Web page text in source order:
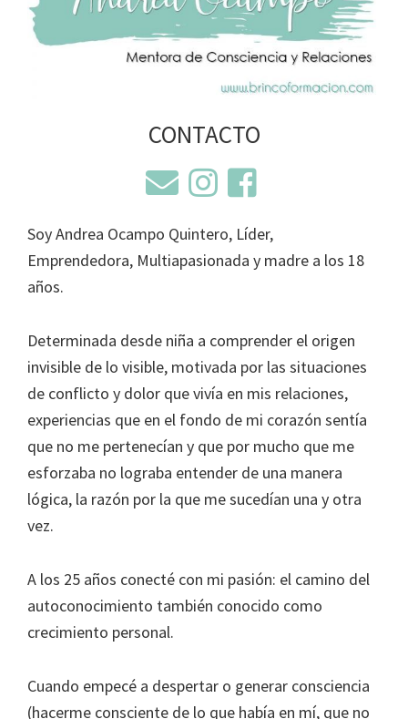
CONTACTO
Soy Andrea Ocampo Quintero, Líder,
Emprendedora, Multiapasionada y madre a los 18
años.
Determinada desde niña a comprender el origen
invisible de lo visible, motivada por las situaciones
de conflicto y dolor que vivía en mis relaciones,
experiencias que en el fondo de mi corazón sentía
que no me pertenecían y que por mucho que me
esforzaba no lograba entender de una manera
lógica, la razón por la que me sucedían una y otra
vez.
A los 25 años conecté con mi pasión: el camino del
autoconocimiento también conocido como
crecimiento personal.
Cuando empecé a despertar o generar consciencia
(hacerme consciente de lo que había en mí, que no